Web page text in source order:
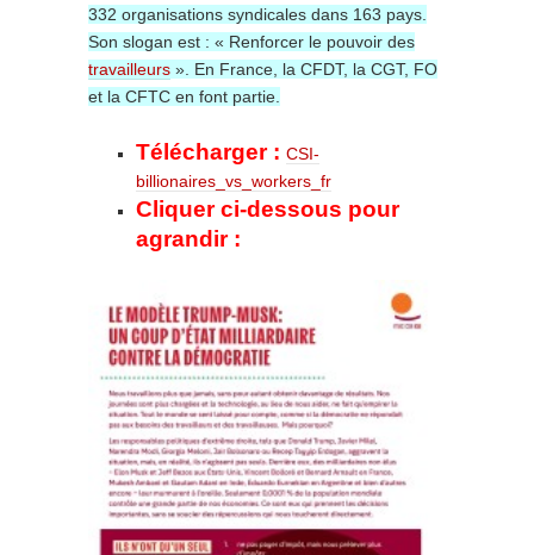
332 organisations syndicales dans 163 pays.
Son slogan est : « Renforcer le pouvoir des
travailleurs ». En France, la CFDT, la CGT, FO
et la CFTC en font partie.
Télécharger : CSI-
billionaires_vs_workers_fr
Cliquer ci-dessous pour
agrandir :